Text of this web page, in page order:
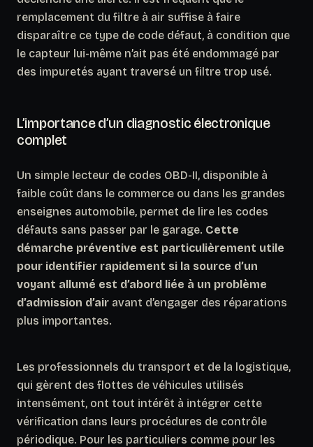
remplacement du filtre à air suffise à faire
disparaître ce type de code défaut, à condition que
le capteur lui-même n’ait pas été endommagé par
des impuretés ayant traversé un filtre trop usé.
L’importance d’un diagnostic électronique
complet
Un simple lecteur de codes OBD-II, disponible à
faible coût dans le commerce ou dans les grandes
enseignes automobile, permet de lire les codes
défauts sans passer par le garage. Cette
démarche préventive est particulièrement utile
pour identifier rapidement si la source d’un
voyant allumé est d’abord liée à un problème
d’admission d’air avant d’engager des réparations
plus importantes.
Les professionnels du transport et de la logistique,
qui gèrent des flottes de véhicules utilisés
intensément, ont tout intérêt à intégrer cette
vérification dans leurs procédures de contrôle
périodique. Pour les particuliers comme pour les